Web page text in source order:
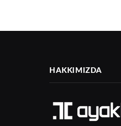
HAKKIMIZDA